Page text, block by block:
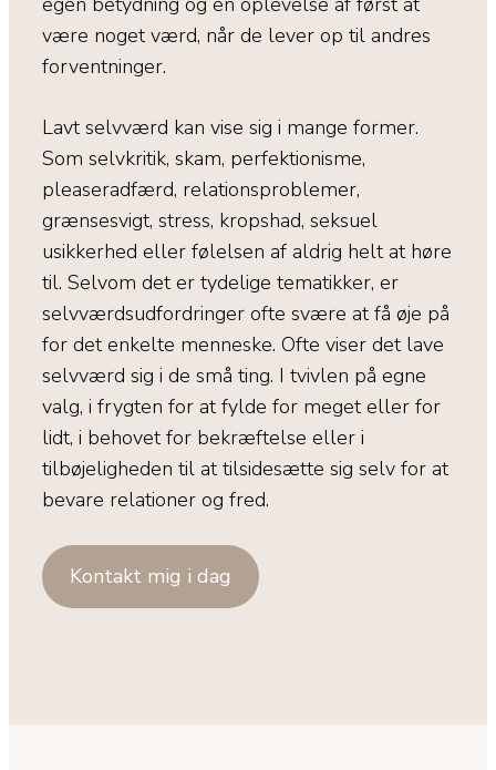
være noget værd, når de lever op til andres
forventninger.
Lavt selvværd kan vise sig i mange former.
Som selvkritik, skam, perfektionisme,
pleaseradfærd, relationsproblemer,
grænsesvigt, stress, kropshad, seksuel
usikkerhed eller følelsen af aldrig helt at høre
til. Selvom det er tydelige tematikker, er
selvværdsudfordringer ofte svære at få øje på
for det enkelte menneske. Ofte viser det lave
selvværd sig i de små ting. I tvivlen på egne
valg, i frygten for at fylde for meget eller for
lidt, i behovet for bekræftelse eller i
tilbøjeligheden til at tilsidesætte sig selv for at
bevare relationer og fred.
Kontakt mig i dag